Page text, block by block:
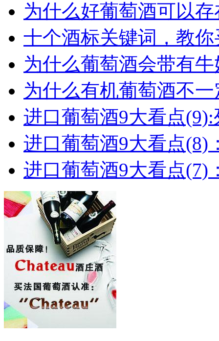
为什么好葡萄酒可以
十个酒标关键词，教
为什么葡萄酒会带有
为什么有机葡萄酒不
进口葡萄酒9大看点(9):
进口葡萄酒9大看点(8)
进口葡萄酒9大看点(7)